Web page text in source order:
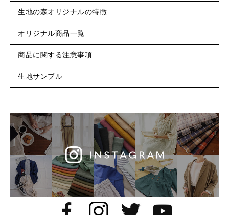
生地の森オリジナルの特徴
オリジナル商品一覧
商品に関する注意事項
生地サンプル